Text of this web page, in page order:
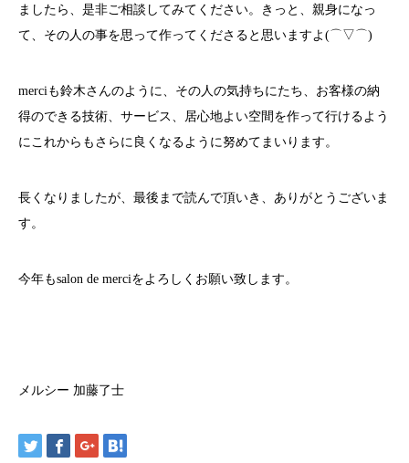
ましたら、是非ご相談してみてください。きっと、親身になっ
て、その人の事を思って作ってくださると思いますよ(⌒▽⌒)
merciも鈴木さんのように、その人の気持ちにたち、お客様の納
得のできる技術、サービス、居心地よい空間を作って行けるよう
にこれからもさらに良くなるように努めてまいります。
長くなりましたが、最後まで読んで頂いき、ありがとうございま
す。
今年もsalon de merciをよろしくお願い致します。
メルシー 加藤了士